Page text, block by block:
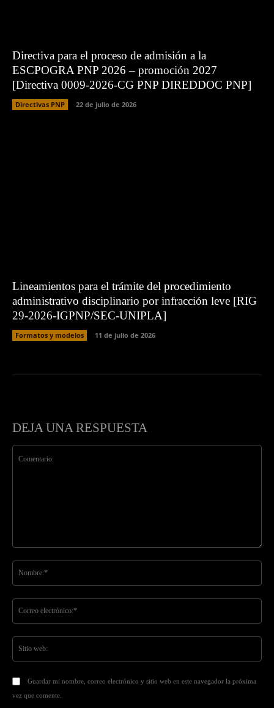
Directiva para el proceso de admisión a la
ESCPOGRA PNP 2026 – promoción 2027
[Directiva 0009-2026-CG PNP DIREDDOC PNP]
Directivas PNP 22 de julio de 2026
Lineamientos para el trámite del procedimiento
administrativo disciplinario por infracción leve [RIG
29-2026-IGPNP/SEC-UNIPLA]
Formatos y modelos 11 de julio de 2026
DEJA UNA RESPUESTA
Guardar mi nombre, correo electrónico y sitio web en este navegador la próxima
vez que comente.